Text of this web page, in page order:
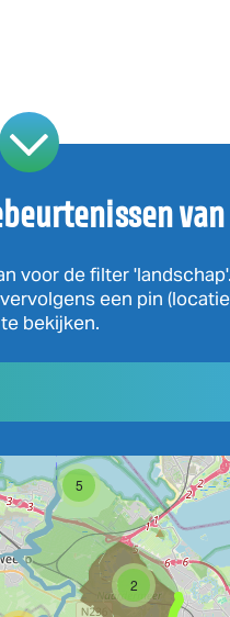
voor de filter
een pin
bekijken.
2
5